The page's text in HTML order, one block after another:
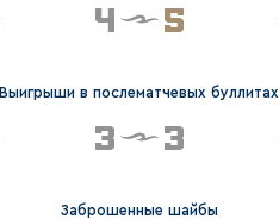
4 5
Выигрыши в послематчевых буллитах
3 3
Заброшенные шайбы